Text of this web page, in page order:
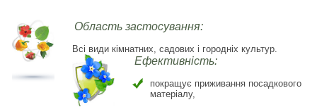
Область застосування:
Всі види кімнатних, садових і городніх культур.
Ефективність:
покращує приживання посадкового
матеріалу,